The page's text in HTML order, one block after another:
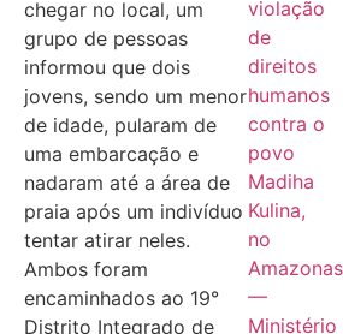
chegar no local, um
grupo de pessoas
informou que dois
jovens, sendo um menor
de idade, pularam de
uma embarcação e
nadaram até a área de
praia após um indivíduo
tentar atirar neles.
Ambos foram
encaminhados ao 19°
Distrito Integrado de
violação
de
direitos
humanos
contra o
povo
Madiha
Kulina,
no
Amazonas
—
Ministério